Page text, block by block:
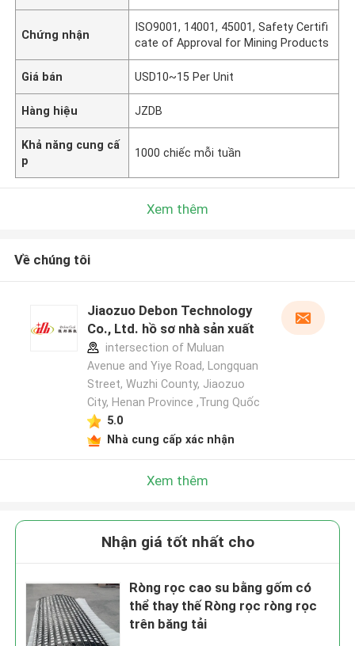
Chứng nhận
ISO9001, 14001, 45001, Safety Certifi
cate of Approval for Mining Products
Giá bán USD10~15 Per Unit
Hàng hiệu JZDB
Khả năng cung cấ
p
1000 chiếc mỗi tuần
Xem thêm
Về chúng tôi
Jiaozuo Debon Technology
Co., Ltd. hồ sơ nhà sản xuất
intersection of Muluan
Avenue and Yiye Road, Longquan
Street, Wuzhi County, Jiaozuo
City, Henan Province ,Trung Quốc
5.0
Nhà cung cấp xác nhận
Xem thêm
Nhận giá tốt nhất cho
Ròng rọc cao su bằng gốm có
thể thay thế Ròng rọc ròng rọc
trên băng tải